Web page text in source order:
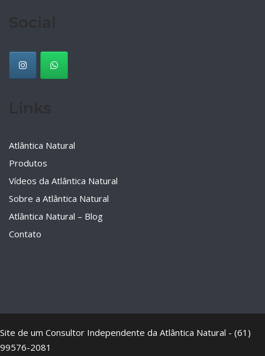
Atlântica Natural
Produtos
Vídeos da Atlântica Natural
Sobre a Atlântica Natural
Atlântica Natural – Blog
Contato
Site de um Consultor Independente da Atlântica Natural - (61)
99576-2081